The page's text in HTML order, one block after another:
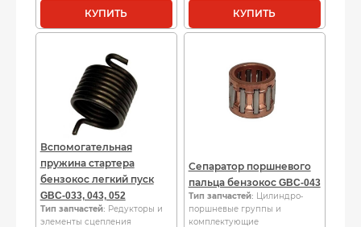
КУПИТЬ КУПИТЬ
Вспомогательная
пружина стартера
бензокос легкий пуск
GBC-033, 043, 052
Тип запчастей: Редукторы и
элементы сцепления
Сепаратор поршневого
пальца бензокос GBC-043
Тип запчастей: Цилиндро-
поршневые группы и
комплектующие